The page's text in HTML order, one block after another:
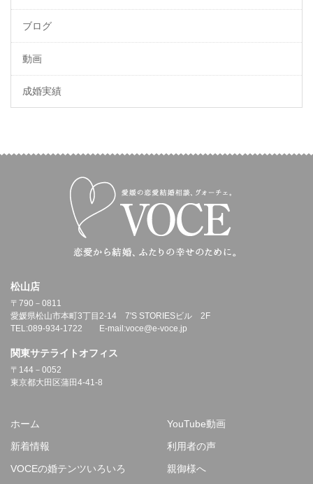
ブログ
動画
成婚実績
松山店
〒790－0811
愛媛県松山市本町3丁目2-14 7'S STORIESビル 2F
TEL:089-934-1722 E-mail:voce@e-voce.jp
関東サテライトオフィス
〒144－0052
東京都大田区蒲田4-41-8
ホーム
新着情報
VOCEの婚テンツいろいろ
YouTube動画
利用者の声
親御様へ